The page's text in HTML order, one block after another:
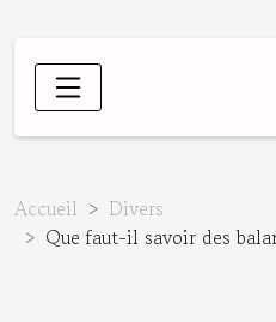
Accueil
Divers
Que faut-il savoir des